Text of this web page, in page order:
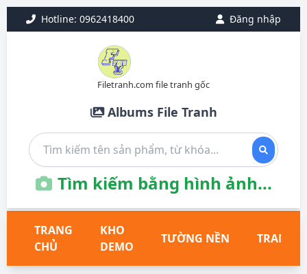
Hotline: 0962418400 Đăng nhập
Filetranh.com file tranh gốc
Albums File Tranh
Tìm kiếm bằng hình ảnh...
TRANG
CHỦ
KHO
DEMO
TƯỜNG NỀN TRANH